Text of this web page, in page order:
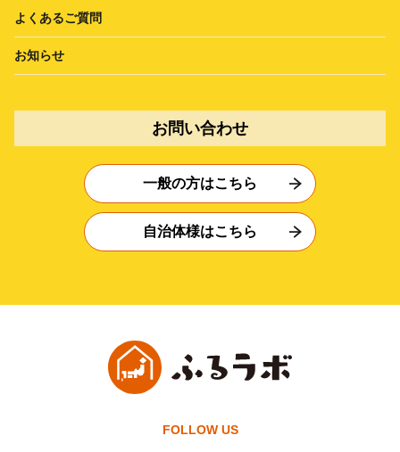
よくあるご質問
お知らせ
お問い合わせ
一般の方はこちら
自治体様はこちら
FOLLOW US